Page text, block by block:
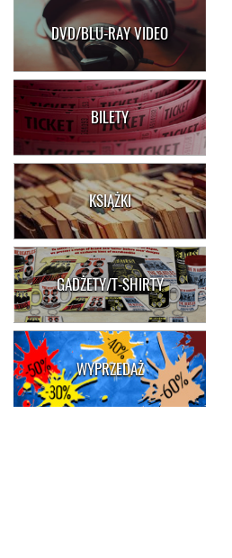
DVD/BLU-RAY VIDEO
BILETY
KSIĄŻKI
GADŻETY/T-SHIRTY
WYPRZEDAŻ